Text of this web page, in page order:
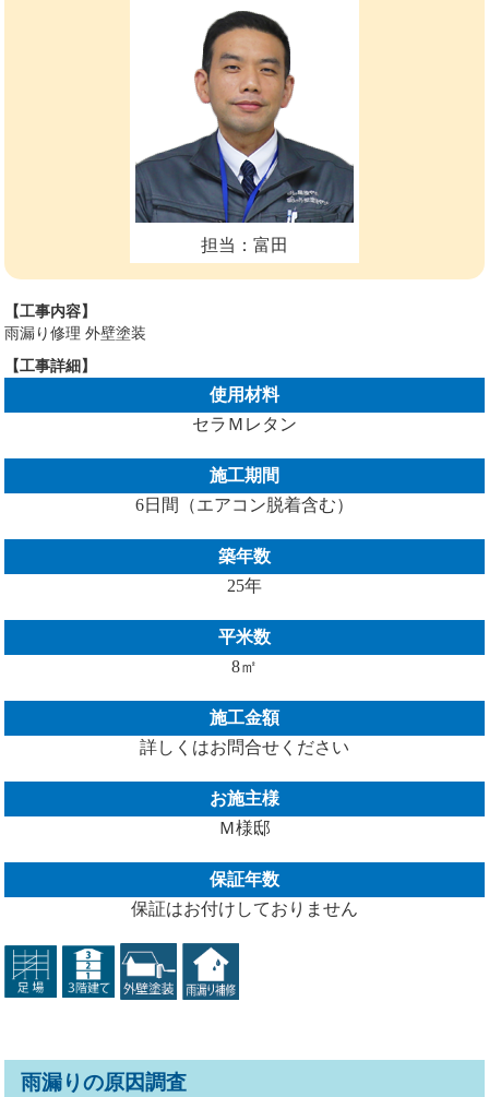
担当：富田
【工事内容】
雨漏り修理 外壁塗装
【工事詳細】
使用材料
セラＭレタン
施工期間
6日間（エアコン脱着含む）
築年数
25年
平米数
8㎡
施工金額
詳しくはお問合せください
お施主様
Ｍ様邸
保証年数
保証はお付けしておりません
雨漏りの原因調査